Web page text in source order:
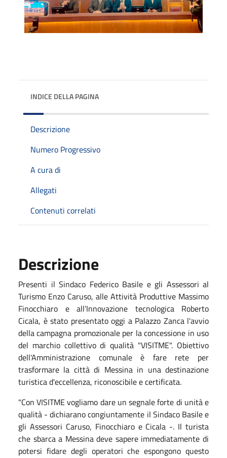
INDICE DELLA PAGINA
Descrizione
Numero Progressivo
A cura di
Allegati
Contenuti correlati
Descrizione
Presenti il Sindaco Federico Basile e gli Assessori al
Turismo Enzo Caruso, alle Attività Produttive Massimo
Finocchiaro e all’Innovazione tecnologica Roberto
Cicala, è stato presentato oggi a Palazzo Zanca l'avvio
della campagna promozionale per la concessione in uso
del marchio collettivo di qualità "VISITME". Obiettivo
dell'Amministrazione comunale è fare rete per
trasformare la città di Messina in una destinazione
turistica d'eccellenza, riconoscibile e certificata.
"Con VISITME vogliamo dare un segnale forte di unità e
qualità - dichiarano congiuntamente il Sindaco Basile e
gli Assessori Caruso, Finocchiaro e Cicala -. Il turista
che sbarca a Messina deve sapere immediatamente di
potersi fidare degli operatori che espongono questo